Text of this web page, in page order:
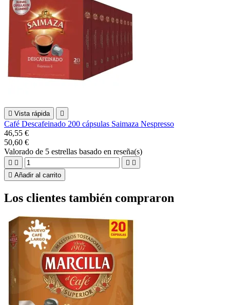
 Vista rápida 
Café Descafeinado 200 cápsulas Saimaza Nespresso
46,55 €
50,60 €
Valorado de 5 estrellas basado en reseña(s)
   
 Añadir al carrito
Los clientes también compraron